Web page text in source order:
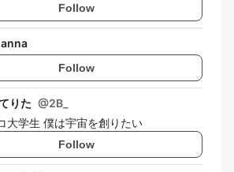
Follow
Follow
りた @2B_
大学生 僕は宇宙を創りたい
Follow